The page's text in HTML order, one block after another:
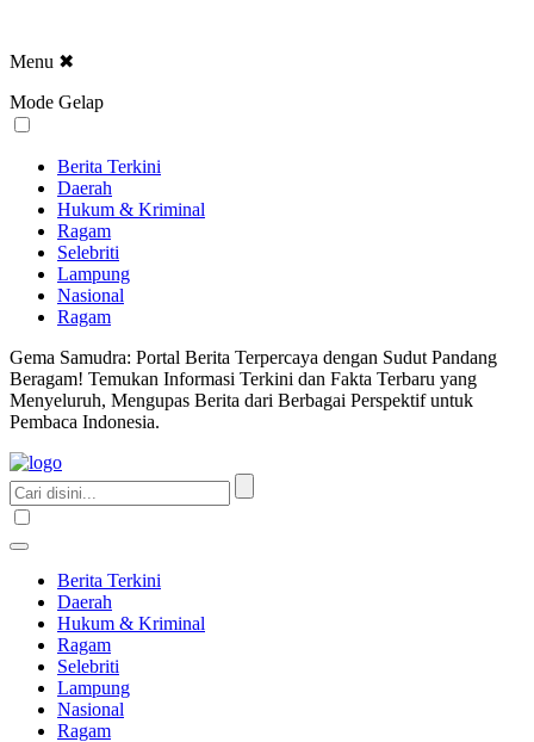
Menu ✖
Mode Gelap
Berita Terkini
Daerah
Hukum & Kriminal
Ragam
Selebriti
Lampung
Nasional
Ragam
Gema Samudra: Portal Berita Terpercaya dengan Sudut Pandang
Beragam! Temukan Informasi Terkini dan Fakta Terbaru yang
Menyeluruh, Mengupas Berita dari Berbagai Perspektif untuk
Pembaca Indonesia.
Berita Terkini
Daerah
Hukum & Kriminal
Ragam
Selebriti
Lampung
Nasional
Ragam